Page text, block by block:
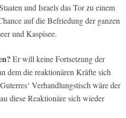
und Israels das Tor zu einem
auf die Befriedung der ganzen
und Kaspisee.
Er will keine Fortsetzung der
dem die reaktionären Kräfte sich
Verhandlungstisch wäre der
diese Reaktionäre sich wieder